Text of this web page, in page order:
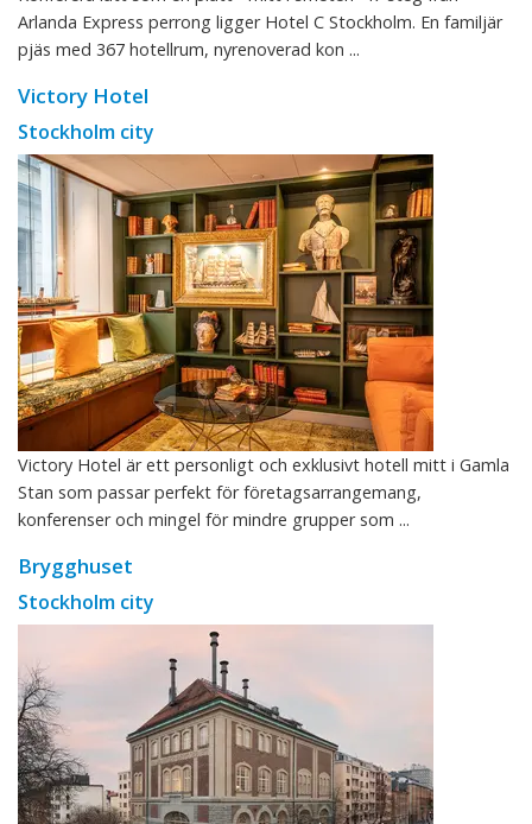
Arlanda Express perrong ligger Hotel C Stockholm. En familjär
pjäs med 367 hotellrum, nyrenoverad kon ...
Victory Hotel
Stockholm city
Victory Hotel är ett personligt och exklusivt hotell mitt i Gamla
Stan som passar perfekt för företagsarrangemang,
konferenser och mingel för mindre grupper som ...
Brygghuset
Stockholm city